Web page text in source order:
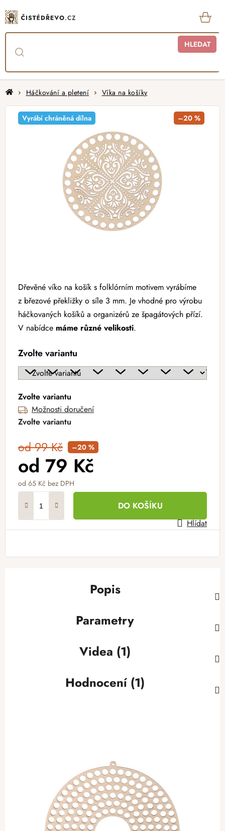
na
obsah
HLEDAT
DomůHáčkování a pletení Víka na košíky
Dřevěné víko na košík s folklórním motivem vyrábíme
z březové překližky o síle 3 mm. Je vhodné pro výrobu
háčkovaných košíků a organizérů ze špagátových přízí.
V nabídce máme různé velikosti.
Zvolte variantu
Zvolte variantu
Možnosti doručení
Zvolte variantu
od 99 Kč –20 %
od 79 Kč
od 65 Kč bez DPH
DO KOŠÍKU
Hlídat
Vyrábí chráněná dílna –20 %
Popis
Parametry
Videa (1)
Hodnocení (1)